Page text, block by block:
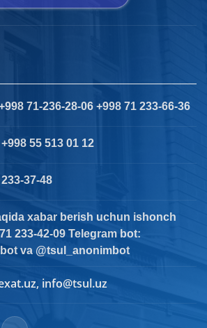
71-236-28-06 +998 71 233-66-36
55 513 01 12
37-48
xabar berish uchun ishonch
233-42-09 Telegram bot:
va @tsul_anonimbot
info@tsul.uz